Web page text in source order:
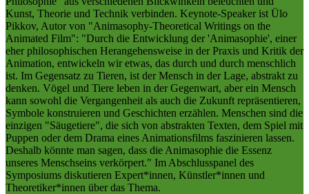
Kunst, Theorie und Technik verbinden. Keynote-Speaker ist Ülo
Pikkov, Autor von "Animasophy-Theoretical Writings on the
Animated Film": "Durch die Entwicklung der 'Animasophie', einer
eher philosophischen Herangehensweise in der Praxis und Kritik der
Animation, entwickeln wir etwas, das durch und durch menschlich
ist. Im Gegensatz zu Tieren, ist der Mensch in der Lage, abstrakt zu
denken. Vögel und Tiere leben in der Gegenwart, aber ein Mensch
kann sowohl die Vergangenheit als auch die Zukunft repräsentieren,
Symbole konstruieren und Geschichten erzählen. Menschen sind die
einzigen "Säugetiere", die sich von abstrakten Texten, dem Spiel mit
Puppen oder dem Drama eines Animationsfilms faszinieren lassen.
Deshalb könnte man sagen, dass die Animasophie die Essenz
unseres Menschseins verkörpert." Im Abschlusspanel des
Symposiums diskutieren Expert*innen, Künstler*innen und
Theoretiker*innen über das Thema.